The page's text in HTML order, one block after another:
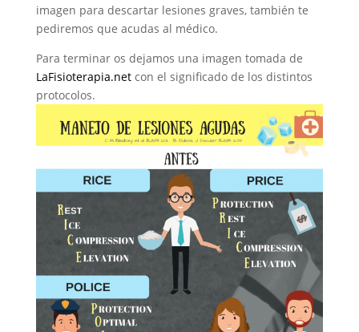
imagen para descartar lesiones graves, también te
pediremos que acudas al médico.
Para terminar os dejamos una imagen tomada de
LaFisioterapia.netcon el significado de los distintos
protocolos.